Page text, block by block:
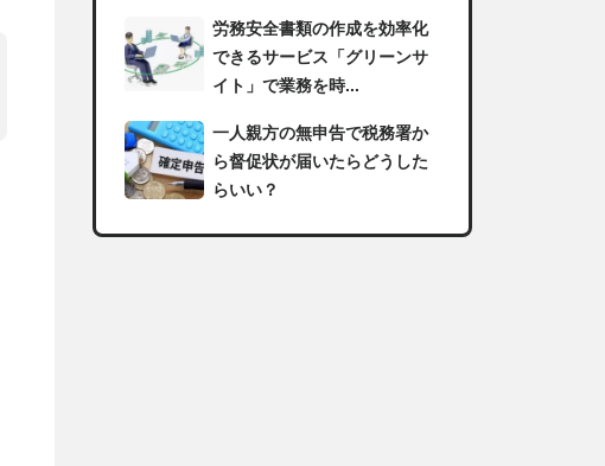
労務安全書類の作成を効率化
できるサービス「グリーンサ
イト」で業務を時...
一人親方の無申告で税務署か
ら督促状が届いたらどうした
らいい？
足場の組み立てに資格は必